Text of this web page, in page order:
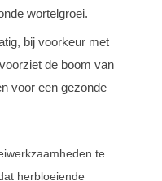
wortelgroei.
bij voorkeur met
de boom van
voor een gezonde
te
herbloeiende